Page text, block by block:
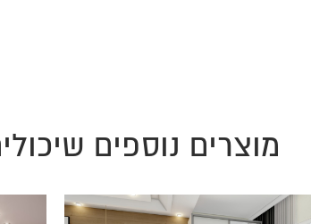
מוצרים נוספים